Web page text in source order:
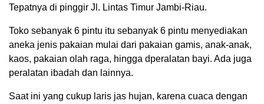
Tepatnya di pinggir Jl. Lintas Timur Jambi-Riau.
Toko sebanyak 6 pintu itu sebanyak 6 pintu menyediakan
aneka jenis pakaian mulai dari pakaian gamis, anak-anak,
kaos, pakaian olah raga, hingga dperalatan bayi. Ada juga
peralatan ibadah dan lainnya.
Saat ini yang cukup laris jas hujan, karena cuaca dengan